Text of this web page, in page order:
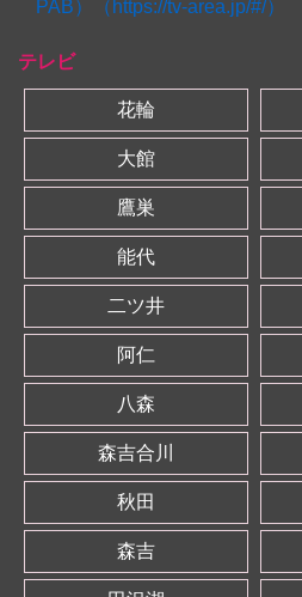
PAB）（https://tv-area.jp/#/）
テレビ
花輪
大館
鷹巣
能代
二ツ井
阿仁
八森
森吉合川
秋田
森吉